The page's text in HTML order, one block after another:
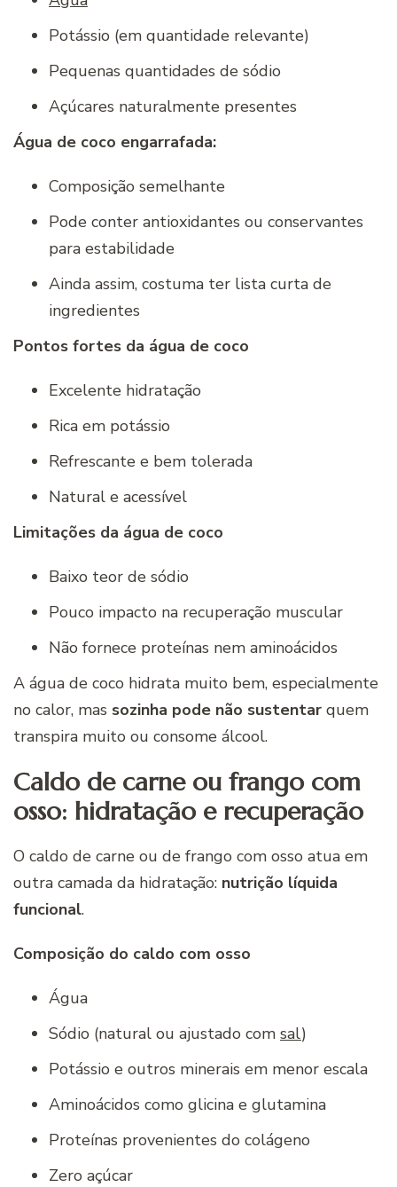
Potássio (em quantidade relevante)
Pequenas quantidades de sódio
Açúcares naturalmente presentes
Água de coco engarrafada:
Composição semelhante
Pode conter antioxidantes ou conservantes
para estabilidade
Ainda assim, costuma ter lista curta de
ingredientes
Pontos fortes da água de coco
Excelente hidratação
Rica em potássio
Refrescante e bem tolerada
Natural e acessível
Limitações da água de coco
Baixo teor de sódio
Pouco impacto na recuperação muscular
Não fornece proteínas nem aminoácidos
A água de coco hidrata muito bem, especialmente
no calor, mas sozinha pode não sustentar quem
transpira muito ou consome álcool.
Caldo de carne ou frango com
osso: hidratação e recuperação
O caldo de carne ou de frango com osso atua em
outra camada da hidratação: nutrição líquida
funcional.
Composição do caldo com osso
Água
Sódio (natural ou ajustado com sal)
Potássio e outros minerais em menor escala
Aminoácidos como glicina e glutamina
Proteínas provenientes do colágeno
Zero açúcar